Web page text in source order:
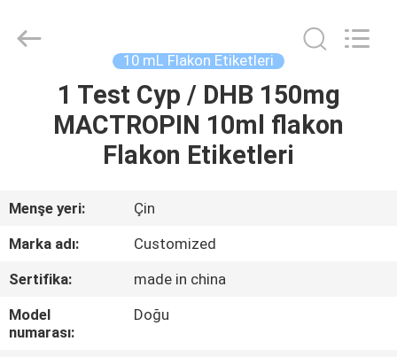
HAKKIMIZDA
FABRIKA
TURU
10 mL Flakon Etiketleri
1 Test Cyp / DHB 150mg
MACTROPIN 10ml flakon
Flakon Etiketleri
Menşe yeri:
Çin
Marka adı:
Customized
Sertifika:
made in china
Model
numarası:
Doğu